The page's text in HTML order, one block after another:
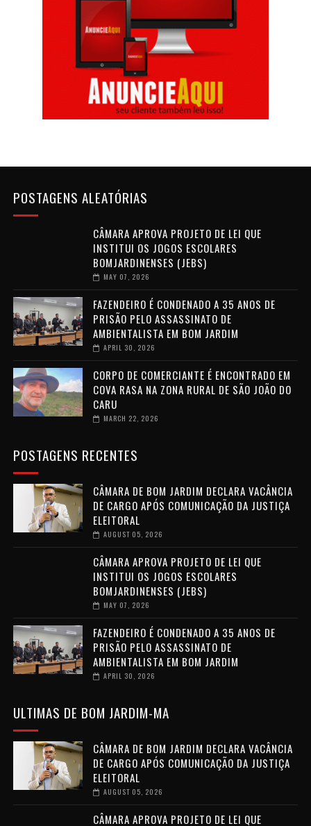
POSTAGENS ALEATÓRIAS
CÂMARA APROVA PROJETO DE LEI QUE
INSTITUI OS JOGOS ESCOLARES
BOMJARDINENSES (JEBS)
MAY 07, 2026
FAZENDEIRO É CONDENADO A 35 ANOS DE
PRISÃO PELO ASSASSINATO DE
AMBIENTALISTA EM BOM JARDIM
APRIL 30, 2026
CORPO DE COMERCIANTE É ENCONTRADO EM
COVA RASA NA ZONA RURAL DE SÃO JOÃO DO
CARU
MARCH 22, 2026
POSTAGENS RECENTES
CÂMARA DE BOM JARDIM DECLARA VACÂNCIA
DE CARGO APÓS COMUNICAÇÃO DA JUSTIÇA
ELEITORAL
AUGUST 05, 2026
CÂMARA APROVA PROJETO DE LEI QUE
INSTITUI OS JOGOS ESCOLARES
BOMJARDINENSES (JEBS)
MAY 07, 2026
FAZENDEIRO É CONDENADO A 35 ANOS DE
PRISÃO PELO ASSASSINATO DE
AMBIENTALISTA EM BOM JARDIM
APRIL 30, 2026
ULTIMAS DE BOM JARDIM-MA
CÂMARA DE BOM JARDIM DECLARA VACÂNCIA
DE CARGO APÓS COMUNICAÇÃO DA JUSTIÇA
ELEITORAL
AUGUST 05, 2026
CÂMARA APROVA PROJETO DE LEI QUE